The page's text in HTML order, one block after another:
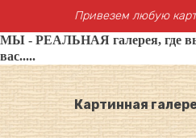
Привезем любую
МЫ - РЕАЛЬНАЯ галерея, где вы
вас.....
Картинная